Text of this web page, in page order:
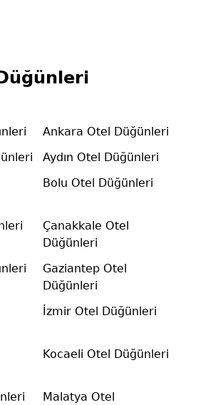
Ankara Otel Düğünleri
Aydın Otel Düğünleri
Bolu Otel Düğünleri
Çanakkale Otel
Düğünleri
Gaziantep Otel
Düğünleri
İzmir Otel Düğünleri
Kocaeli Otel Düğünleri
Malatya Otel